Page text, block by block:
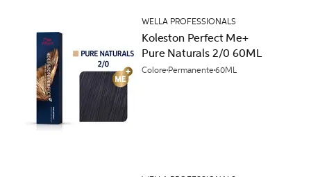
WELLA PROFESSIONALS
Koleston Perfect Me+
Pure Naturals 2/0 60ML
Colore Permanente60ML